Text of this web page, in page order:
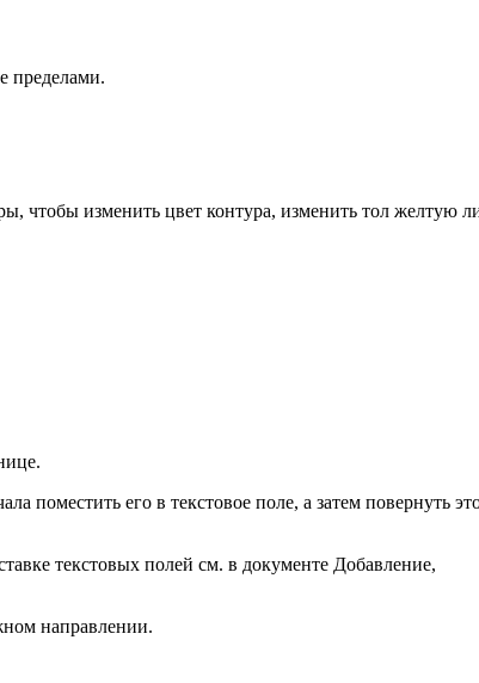
пределами.
чтобы изменить цвет контура, изменить тол желтую
поместить его в текстовое поле, а затем повернуть
текстовых полей см. в документе Добавление,
направлении.